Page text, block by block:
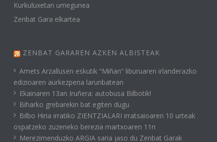
Kurkuluxetan umegunea
Zenbat Gara elkartea
ZENBAT GARAREN AZKEN ALBISTEAK
Amets Arzallusen eskutik “Miñan” liburuaren irlanderazko
edizioaren aurkezpena larunbatean
Ekainaren 13an Iruñera: autobusa Bilbotik!
Biharko grebarekin bat egiten dugu
Bilbo Hiria irratiko ZIENTZIALARI irratsaioaren 10 urteak
ospatzeko zuzeneko berezia martxoaren 11n
Merezimenduzko ARGIA saria jaso du Zenbat Garak